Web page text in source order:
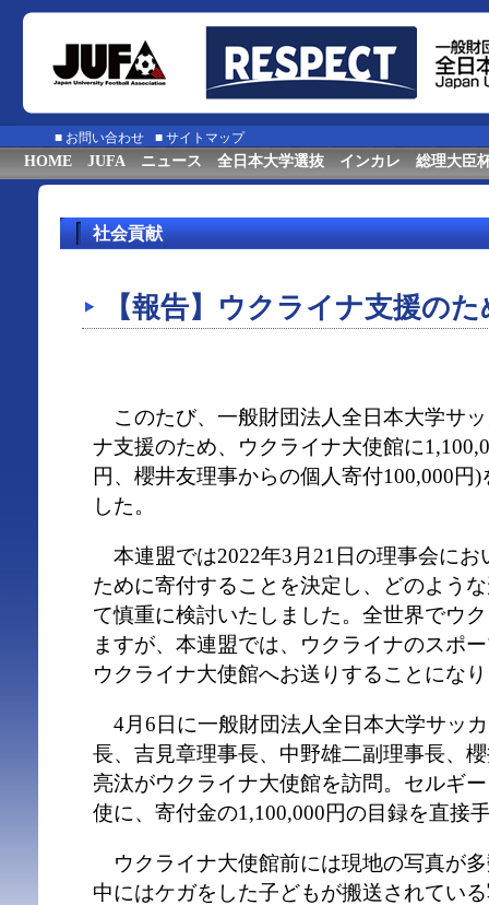
■ お問い合わせ ■ サイトマップ
HOME JUFA ニュース 全日本大学選抜 インカレ 総理大臣
社会貢献
【報告】ウクライナ支援の
このたび、一般財団法人全日本大学サ
ナ支援のため、ウクライナ大使館に
円、櫻井友理事からの個人寄付100,000円
した。
本連盟では2022年3月21日の理事会にお
ために寄付することを決定し、どのよう
て慎重に検討いたしました。全世界でウ
ますが、本連盟では、ウクライナのスポ
ウクライナ大使館へお送りすることにな
4月6日に一般財団法人全日本大学サッ
長、吉見章理事長、中野雄二副理事長、
亮汰がウクライナ大使館を訪問。セルギ
使に、寄付金の1,100,000円の目録を直接
ウクライナ大使館前には現地の写真が
中にはケガをした子どもが搬送されてい